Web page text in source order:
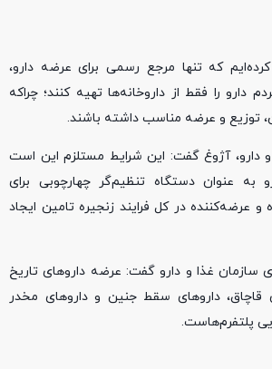
که تنها مرجع رسمی برای عرضه دارو،
دارو را فقط از داروخانه‌ها تهیه کنند؛ چراکه
توزیع و عرضه مناسب داشته باشند.
و دارو، آژوغ گفت: این شرایط مستلزم این است
به عنوان دستگاه تنظیم‌گر چهارچوبی برای
و عرضه‌کننده در کل فرایند زنجیره تامین ایجاد
سازمان غذا و دارو گفت: عرضه داروهای تاریخ
قاچاق، داروهای سقط جنین و داروهای مخدر